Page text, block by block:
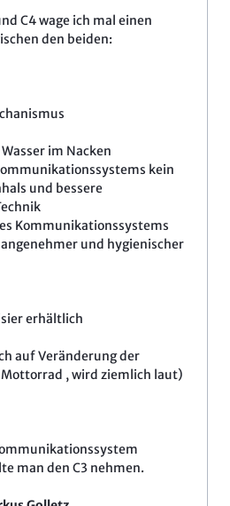
C4 wage ich mal einen
den beiden:
im Nacken
kein
und bessere
Kommunikationssystems
und hygienischer
erhältlich
auf Veränderung der
, wird ziemlich laut)
man den C3 nehmen.